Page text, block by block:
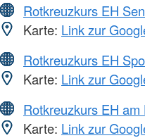
Rotkreuzkurs EH
Karte: Link zur
Rotkreuzkurs EH
Karte: Link zur
Rotkreuzkurs EH am
Karte: Link zur